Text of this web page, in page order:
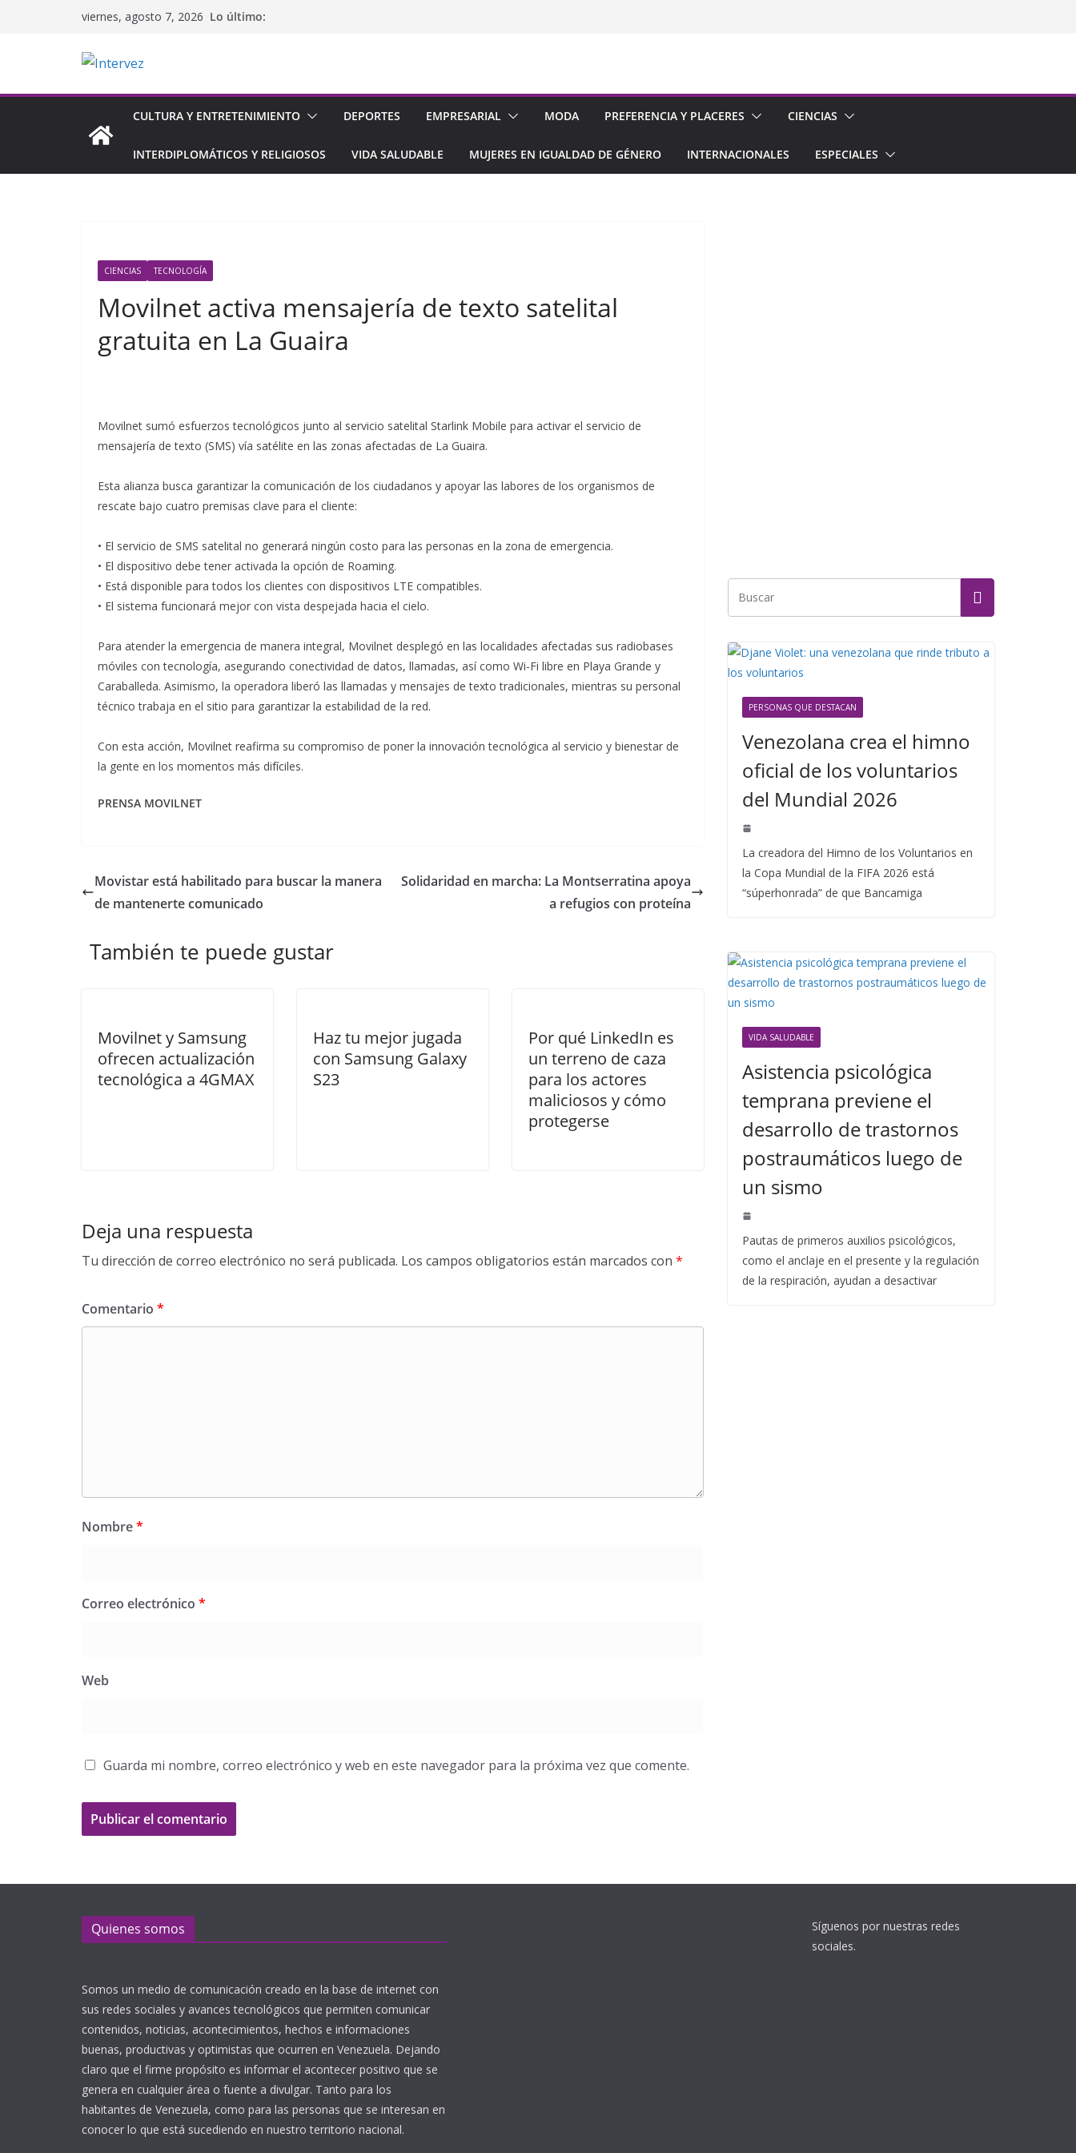
viernes, agosto 7, 2026 Lo último:
CULTURA Y ENTRETENIMIENTO DEPORTES EMPRESARIAL MODA PREFERENCIA Y PLACERES CIENCIAS
INTERDIPLOMÁTICOS Y RELIGIOSOS VIDA SALUDABLE MUJERES EN IGUALDAD DE GÉNERO INTERNACIONALES ESPECIALES
CIENCIAS TECNOLOGÍA
Movilnet activa mensajería de texto satelital
gratuita en La Guaira
Movilnet sumó esfuerzos tecnológicos junto al servicio satelital Starlink Mobile para activar el servicio de
mensajería de texto (SMS) vía satélite en las zonas afectadas de La Guaira.
Esta alianza busca garantizar la comunicación de los ciudadanos y apoyar las labores de los organismos de
rescate bajo cuatro premisas clave para el cliente:
• El servicio de SMS satelital no generará ningún costo para las personas en la zona de emergencia.
• El dispositivo debe tener activada la opción de Roaming.
• Está disponible para todos los clientes con dispositivos LTE compatibles.
• El sistema funcionará mejor con vista despejada hacia el cielo.
Para atender la emergencia de manera integral, Movilnet desplegó en las localidades afectadas sus radiobases
móviles con tecnología, asegurando conectividad de datos, llamadas, así como Wi-Fi libre en Playa Grande y
Caraballeda. Asimismo, la operadora liberó las llamadas y mensajes de texto tradicionales, mientras su personal
técnico trabaja en el sitio para garantizar la estabilidad de la red.
Con esta acción, Movilnet reafirma su compromiso de poner la innovación tecnológica al servicio y bienestar de
la gente en los momentos más difíciles.
PRENSA MOVILNET
Movistar está habilitado para buscar la manera
de mantenerte comunicado
Solidaridad en marcha: La Montserratina apoya
a refugios con proteína
También te puede gustar
Movilnet y Samsung
ofrecen actualización
tecnológica a 4GMAX
Haz tu mejor jugada
con Samsung Galaxy
S23
Por qué LinkedIn es
un terreno de caza
para los actores
maliciosos y cómo
protegerse
Deja una respuesta
Tu dirección de correo electrónico no será publicada. Los campos obligatorios están marcados con *
Comentario *
Nombre*
Correo electrónico *
Web
Guarda mi nombre, correo electrónico y web en este navegador para la próxima vez que comente.
PERSONAS QUE DESTACAN
Venezolana crea el himno
oficial de los voluntarios
del Mundial 2026
La creadora del Himno de los Voluntarios en
la Copa Mundial de la FIFA 2026 está
“súperhonrada” de que Bancamiga
VIDA SALUDABLE
Asistencia psicológica
temprana previene el
desarrollo de trastornos
postraumáticos luego de
un sismo
Pautas de primeros auxilios psicológicos,
como el anclaje en el presente y la regulación
de la respiración, ayudan a desactivar
Quienes somos
Somos un medio de comunicación creado en la base de internet con
sus redes sociales y avances tecnológicos que permiten comunicar
contenidos, noticias, acontecimientos, hechos e informaciones
buenas, productivas y optimistas que ocurren en Venezuela. Dejando
claro que el firme propósito es informar el acontecer positivo que se
genera en cualquier área o fuente a divulgar. Tanto para los
habitantes de Venezuela, como para las personas que se interesan en
conocer lo que está sucediendo en nuestro territorio nacional.
Síguenos por nuestras redes
sociales.